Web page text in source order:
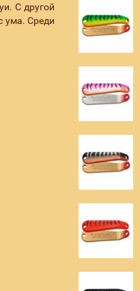
С другой
ума. Среди